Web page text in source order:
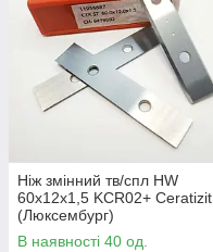
Ніж змінний тв/спл HW
60х12х1,5 KCR02+ Ceratizit
(Люксембург)
В наявності 40 од.